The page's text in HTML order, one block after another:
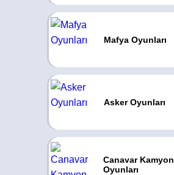
Mafya Oyunları
Asker Oyunları
Canavar Kamyon
Oyunları